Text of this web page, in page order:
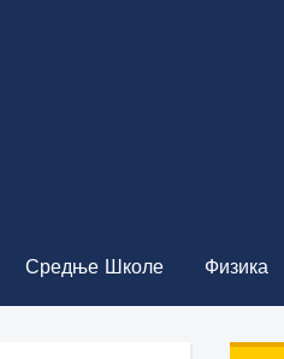
Средње Школе Физика